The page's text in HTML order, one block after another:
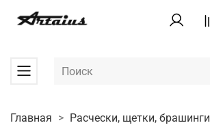
Главная Расчески, щетки, брашинги